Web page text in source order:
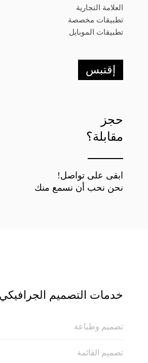
العلامة التجارية
تطبيقات مخصصة
تطبيقات الموبايل
إقتبس
حجز
مقابلة؟
ابقى على تواصل!
نحن نحب أن نسمع منك
خدمات التصميم
تصميم وطباعة
تصميم القائمة